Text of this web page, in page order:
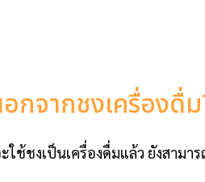
กจากชงเครื่องดื่
ช้ชงเป็นเครื่องดื่มแล้ว ยังสามา